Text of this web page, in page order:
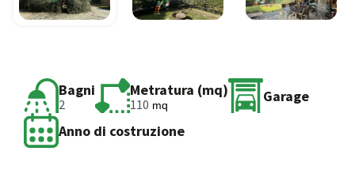
Bagni
2
Metratura (mq)
110 mq
Garage
Anno di costruzione